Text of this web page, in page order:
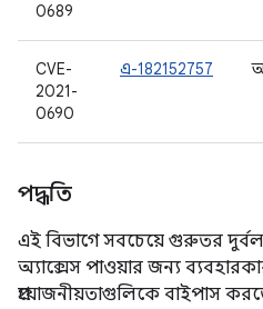
0689
CVE-
2021-
0690
এ-182152757
পদ্ধতি
এই বিভাগে সবচেয়ে গুরুতর
অ্যাক্সেস পাওয়ার জন্য
প্রয়োজনীয়তাগুলিকে বাইপাস